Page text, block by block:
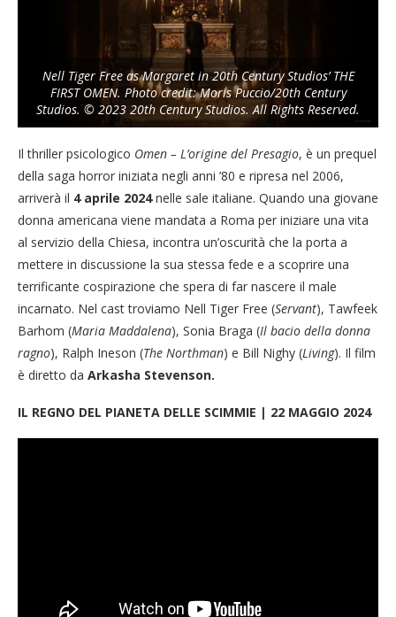
Nell Tiger Free as Margaret in 20th Century Studios’ THE
FIRST OMEN. Photo credit: Moris Puccio/20th Century
Studios. © 2023 20th Century Studios. All Rights Reserved.
Il thriller psicologico Omen – L’origine del Presagio, è un prequel
della saga horror iniziata negli anni ’80 e ripresa nel 2006,
arriverà il 4 aprile 2024nelle sale italiane. Quando una giovane
donna americana viene mandata a Roma per iniziare una vita
al servizio della Chiesa, incontra un’oscurità che la porta a
mettere in discussione la sua stessa fede e a scoprire una
terrificante cospirazione che spera di far nascere il male
incarnato. Nel cast troviamo Nell Tiger Free (Servant), Tawfeek
Barhom (Maria Maddalena), Sonia Braga (Il bacio della donna
ragno), Ralph Ineson (The Northman) e Bill Nighy (Living). Il film
è diretto da Arkasha Stevenson.
IL REGNO DEL PIANETA DELLE SCIMMIE | 22 MAGGIO 2024